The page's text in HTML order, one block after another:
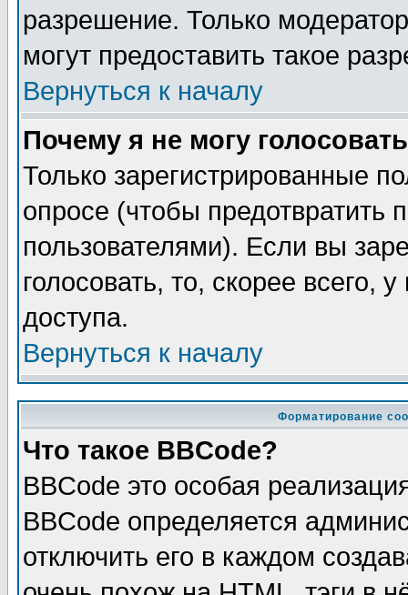
разрешение. Только
могут предоставить такое
Вернуться к началу
Почему я не могу
Только зарегистрированные
опросе (чтобы предотвратить
пользователями). Если вы
голосовать, то, скорее всего,
доступа.
Вернуться к началу
Форматирование
Что такое BBCode?
BBCode это особая
BBCode определяется
отключить его в каждом